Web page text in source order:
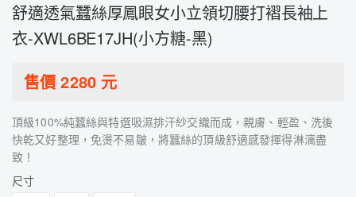
舒適透氣蠶絲厚鳳眼女小立領切腰打褶長袖上
衣-XWL6BE17JH(小方糖-黑)
售價2280元
頂級100%純蠶絲與特選吸濕排汗紗交織而成，親膚、輕盈、洗後
快乾又好整理，免燙不易皺，將蠶絲的頂級舒適感發揮得淋漓盡
致！
尺寸